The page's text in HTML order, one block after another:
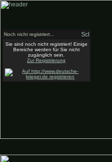
Noch nicht registriert...
Sie sind noch nicht registriert! Einige
Bereiche werden für Sie nicht
zugänglich sein.
Zur Registrierung